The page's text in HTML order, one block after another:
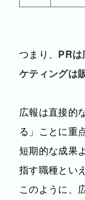
つまり、 PRは
ケティングは
広報は直接的
る」ことに重
短期的な成果
指す職種とい
このように、